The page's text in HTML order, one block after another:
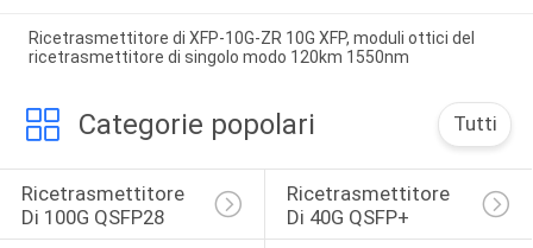
Ricetrasmettitore di XFP-10G-ZR 10G XFP, moduli ottici del
ricetrasmettitore di singolo modo 120km 1550nm
Categorie popolari Tutti
Ricetrasmettitore
Di 100G QSFP28
Ricetrasmettitore
Di 40G QSFP+